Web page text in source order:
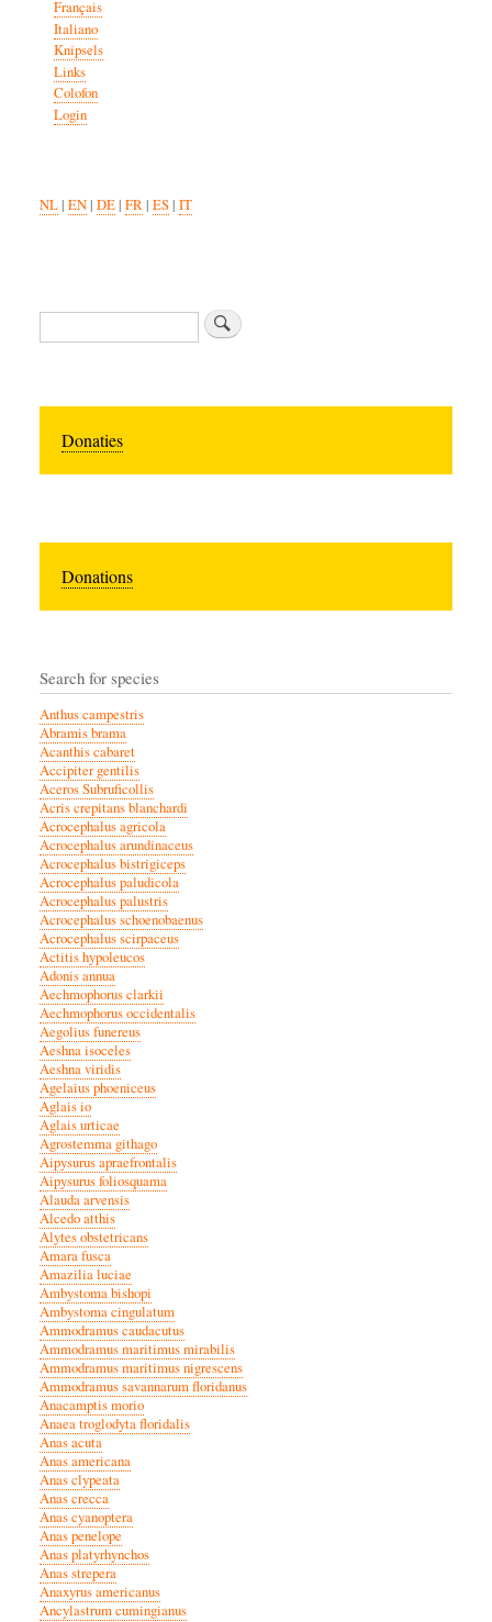
Français
Italiano
Knipsels
Links
Colofon
Login
NL| EN| DE| FR| ES| IT
Zoeken
Donaties
Donations
Search for species
Anthus campestris
Abramis brama
Acanthis cabaret
Accipiter gentilis
Aceros Subruficollis
Acris crepitans blanchardi
Acrocephalus agricola
Acrocephalus arundinaceus
Acrocephalus bistrigiceps
Acrocephalus paludicola
Acrocephalus palustris
Acrocephalus schoenobaenus
Acrocephalus scirpaceus
Actitis hypoleucos
Adonis annua
Aechmophorus clarkii
Aechmophorus occidentalis
Aegolius funereus
Aeshna isoceles
Aeshna viridis
Agelaius phoeniceus
Aglais io
Aglais urticae
Agrostemma githago
Aipysurus apraefrontalis
Aipysurus foliosquama
Alauda arvensis
Alcedo atthis
Alytes obstetricans
Amara fusca
Amazilia luciae
Ambystoma bishopi
Ambystoma cingulatum
Ammodramus caudacutus
Ammodramus maritimus mirabilis
Ammodramus maritimus nigrescens
Ammodramus savannarum floridanus
Anacamptis morio
Anaea troglodyta floridalis
Anas acuta
Anas americana
Anas clypeata
Anas crecca
Anas cyanoptera
Anas penelope
Anas platyrhynchos
Anas strepera
Anaxyrus americanus
Ancylastrum cumingianus